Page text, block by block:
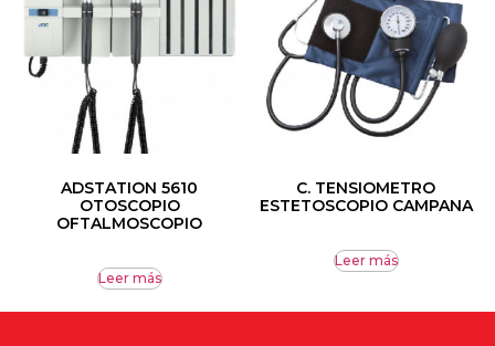
ADSTATION 5610
OTOSCOPIO
OFTALMOSCOPIO
Leer más
C. TENSIOMETRO
ESTETOSCOPIO CAMPANA
Leer más